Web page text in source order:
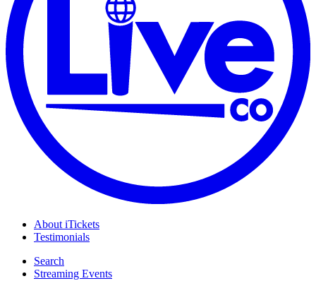
About iTickets
Testimonials
Search
Streaming Events